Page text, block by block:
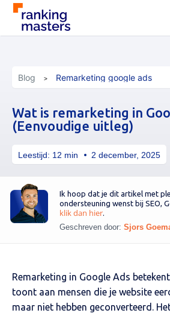
Blog Remarketing google ads
Leestijd: 12 min 2 december, 2025
Wat is remarketing in
(Eenvoudige uitleg)
Ik hoop dat je dit artikel met
ondersteuning wenst bij SEO,
klik dan hier
Geschreven door: Sjors
Remarketing in Google Ads
toont aan mensen die je website
maar niet hebben geconverteerd.